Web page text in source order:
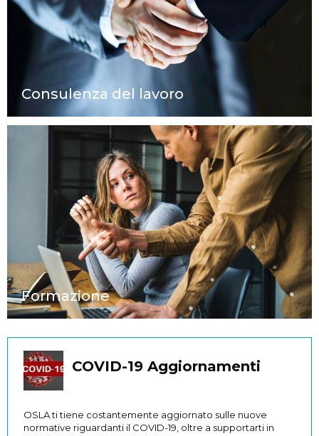
Consulenza del lavoro
Formazione
COVID-19 Aggiornamenti
OSLA ti tiene costantemente aggiornato sulle nuove
normative riguardanti il COVID-19, oltre a supportarti in